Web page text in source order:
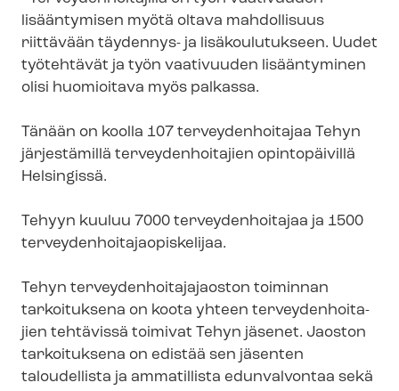
lisääntymisen myötä oltava mahdollisuus
riittävään täydennys- ja lisäkoulutukseen. Uudet
työtehtävät ja työn vaativuuden lisääntyminen
olisi huomioitava myös palkassa.
Tänään on koolla 107 terveydenhoitajaa Tehyn
järjestämillä ter­vey­den­hoi­ta­jien opintopäivillä
Helsingissä.
Tehyyn kuuluu 7000 terveydenhoitajaa ja 1500
ter­vey­den­hoi­ta­jao­pis­ke­li­jaa.
Tehyn ter­vey­den­hoi­ta­ja­jaos­ton toiminnan
tarkoituksena on koota yhteen ter­vey­den­hoi­ta­
jien tehtävissä toimivat Tehyn jäsenet. Jaoston
tarkoituksena on edistää sen jäsenten
taloudellista ja ammatillista edunvalvontaa sekä